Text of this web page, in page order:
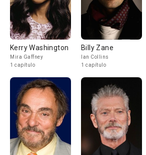
Kerry Washington
Mira Gaffney
1 capítulo
Billy Zane
Ian Collins
1 capítulo